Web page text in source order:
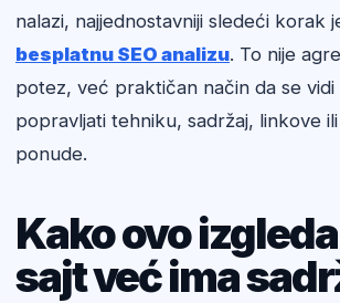
nalazi, najjednostavniji sledeći korak
besplatnu SEO analizu. To nije
potez, već praktičan način da se
popravljati tehniku, sadržaj, linkove
ponude.
Kako ovo
sajt već ima